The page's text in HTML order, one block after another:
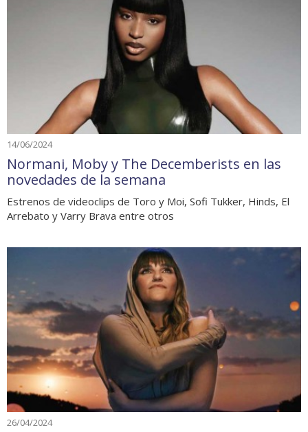
14/06/2024
Normani, Moby y The Decemberists en las
novedades de la semana
Estrenos de videoclips de Toro y Moi, Sofi Tukker, Hinds, El
Arrebato y Varry Brava entre otros
26/04/2024